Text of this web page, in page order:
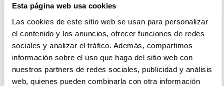
Esta página web usa cookies
Las cookies de este sitio web se usan para personalizar
el contenido y los anuncios, ofrecer funciones de redes
sociales y analizar el tráfico. Además, compartimos
información sobre el uso que haga del sitio web con
nuestros partners de redes sociales, publicidad y análisis
web, quienes pueden combinarla con otra información